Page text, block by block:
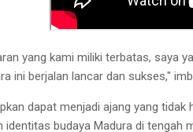
yang kami miliki terbatas, saya
ini berjalan lancar dan sukses,"
dapat menjadi ajang yang tidak
identitas budaya Madura di tengah